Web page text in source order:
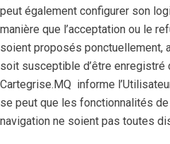
peut également configurer son
manière que l’acceptation ou le
soient proposés ponctuellement,
soit susceptible d’être enregistré
Cartegrise.MQ informe
se peut que les fonctionnalités
navigation ne soient pas toutes